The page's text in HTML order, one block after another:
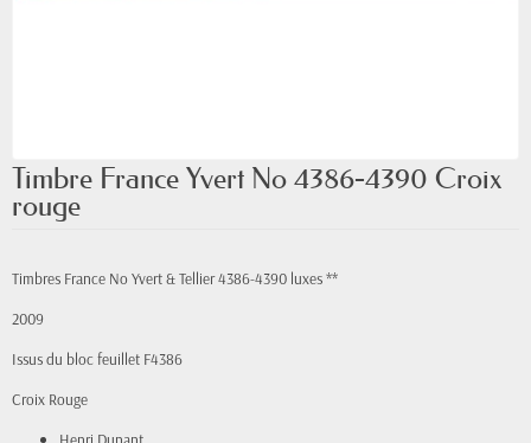
Timbre France Yvert No 4386-4390 Croix
rouge
Timbres France No Yvert & Tellier 4386-4390 luxes **
2009
Issus du bloc feuillet F4386
Croix Rouge